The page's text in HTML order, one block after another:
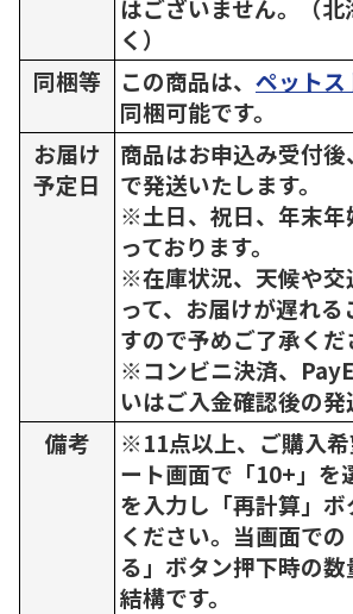
はございません。（
く）
同梱等
この商品は、 ペットス
同梱可能です。
お届け
予定日
商品はお申込み受付
で発送いたします。
※土日、祝日、年末年
っております。
※在庫状況、天候や交
って、お届けが遅れる
すので予めご了承くだ
※コンビニ決済、
いはご入金確認後の発
備考
※11点以上、ご購入
ート画面で「10+」を
を入力し「再計算」
ください。当画面で
る」ボタン押下時の
結構です。